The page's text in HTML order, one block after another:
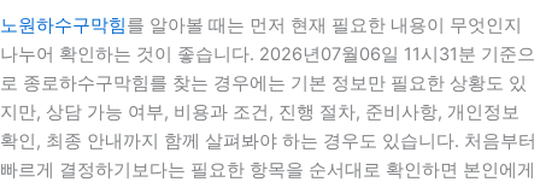
노원하수구막힘를 알아볼 때는 먼저 현재 필요한 내용이 무엇인지
나누어 확인하는 것이 좋습니다. 2026년07월06일 11시31분 기준으
로 종로하수구막힘를 찾는 경우에는 기본 정보만 필요한 상황도 있
지만, 상담 가능 여부, 비용과 조건, 진행 절차, 준비사항, 개인정보
확인, 최종 안내까지 함께 살펴봐야 하는 경우도 있습니다. 처음부터
빠르게 결정하기보다는 필요한 항목을 순서대로 확인하면 본인에게